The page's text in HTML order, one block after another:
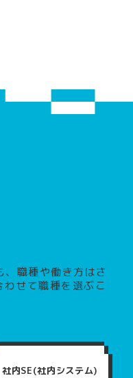
職種や働き方はさ
せて職種を選ぶこ
社内SE(社内システム)